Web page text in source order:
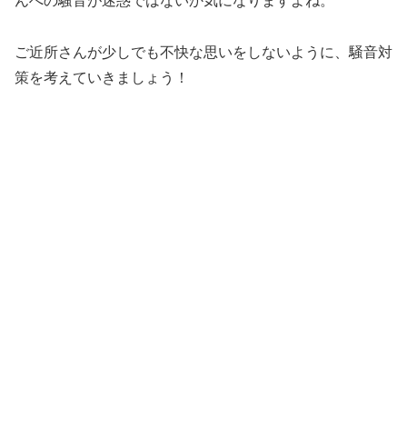
ご近所さんが少しでも不快な思いをしないように、騒音対
策を考えていきましょう！